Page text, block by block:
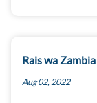
Rais wa
Aug 02, 2022